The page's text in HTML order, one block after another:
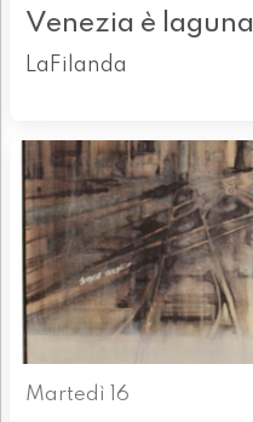
Venezia è laguna
LaFilanda
Martedì 16